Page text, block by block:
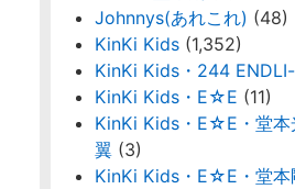
Johnnys(あれこれ) (48)
KinKi Kids (1,352)
KinKi Kids・244
KinKi Kids・E☆E (11)
KinKi Kids・E☆E・堂本
翼 (3)
KinKi Kids・E☆E・堂本